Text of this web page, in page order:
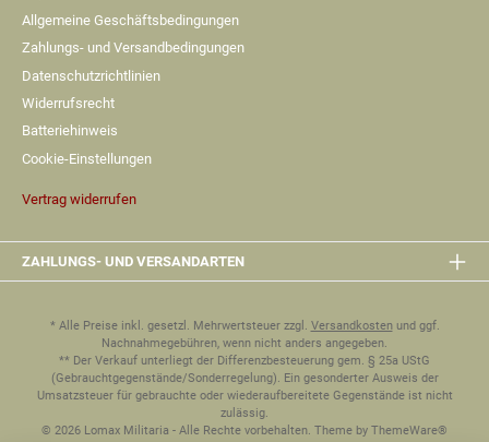
Allgemeine Geschäftsbedingungen
Zahlungs- und Versandbedingungen
Datenschutzrichtlinien
Widerrufsrecht
Batteriehinweis
Cookie-Einstellungen
Vertrag widerrufen
ZAHLUNGS- UND VERSANDARTEN
* Alle Preise inkl. gesetzl. Mehrwertsteuer zzgl. Versandkostenund ggf.
Nachnahmegebühren, wenn nicht anders angegeben.
** Der Verkauf unterliegt der Differenzbesteuerung gem. § 25a UStG
(Gebrauchtgegenstände/Sonderregelung). Ein gesonderter Ausweis der
Umsatzsteuer für gebrauchte oder wiederaufbereitete Gegenstände ist nicht
zulässig.
© 2026 Lomax Militaria - Alle Rechte vorbehalten. Theme by ThemeWare®